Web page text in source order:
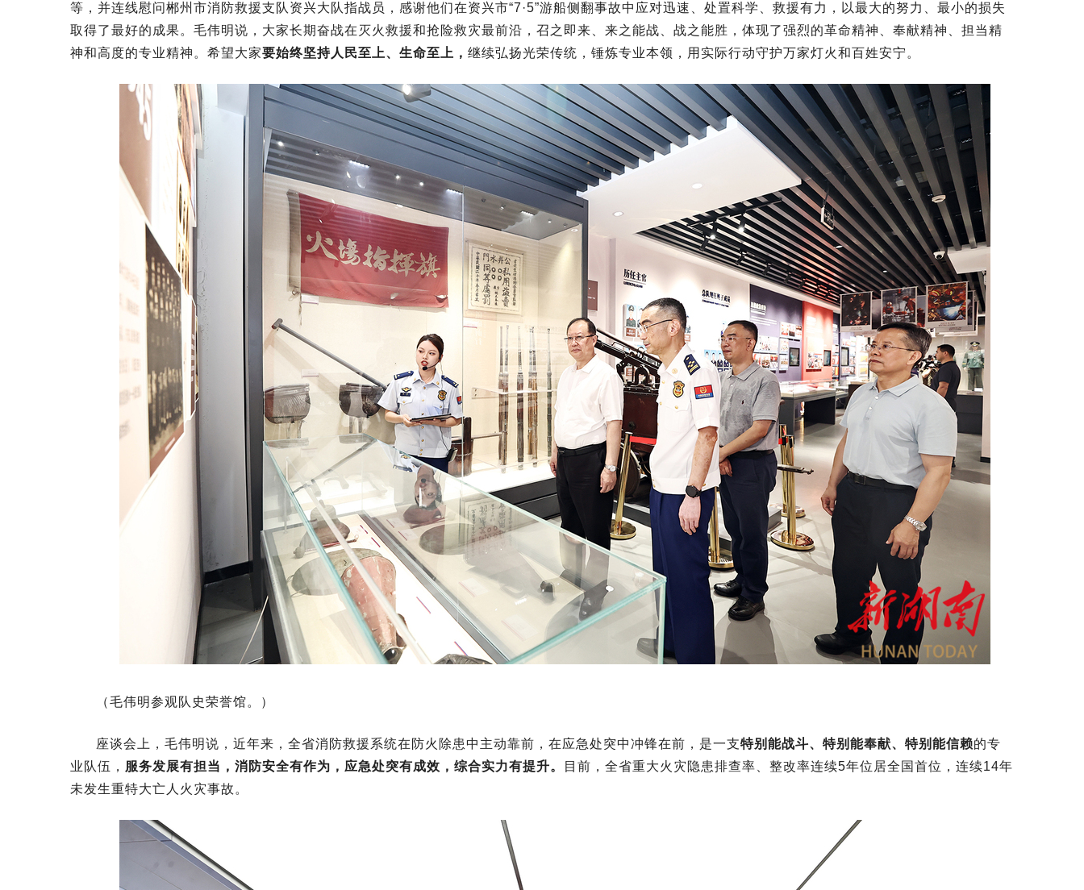
等，并连线慰问郴州市消防救援支队资兴大队指战员，感谢他们在资兴市“7·5”游船侧翻事故中应对迅速、处置科学、救援有力，以最大的努力、最小的损失
取得了最好的成果。毛伟明说，大家长期奋战在灭火救援和抢险救灾最前沿，召之即来、来之能战、战之能胜，体现了强烈的革命精神、奉献精神、担当精
神和高度的专业精神。希望大家要始终坚持人民至上、生命至上 ， 继续弘扬光荣传统，锤炼专业本领，用实际行动守护万家灯火和百姓安宁。
（毛伟明参观队史荣誉馆。）
座谈会上，毛伟明说，近年来，全省消防救援系统在防火除患中主动靠前，在应急处突中冲锋在前，是一支特别能战斗、特别能奉献、特别能信赖的专
业队伍， 服务发展有担当，消防安全有作为，应急处突有成效，综合实力有提升。
目前，全省重大火灾隐患排查率、整改率连续5年位居全国首位，连续14年
未发生重特大亡人火灾事故。